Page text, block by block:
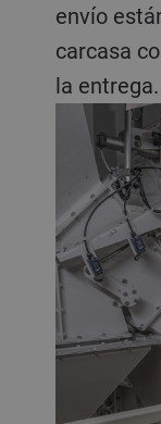
envío
carcasa
la entrega.